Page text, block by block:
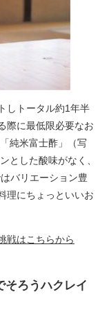
しトータル約1年半
際に最低限必要なお
純米富士酢」（写
とした酸味がなく、
バリエーション豊
理にちょっといいお
戦はこちらから
そろうハクレイ